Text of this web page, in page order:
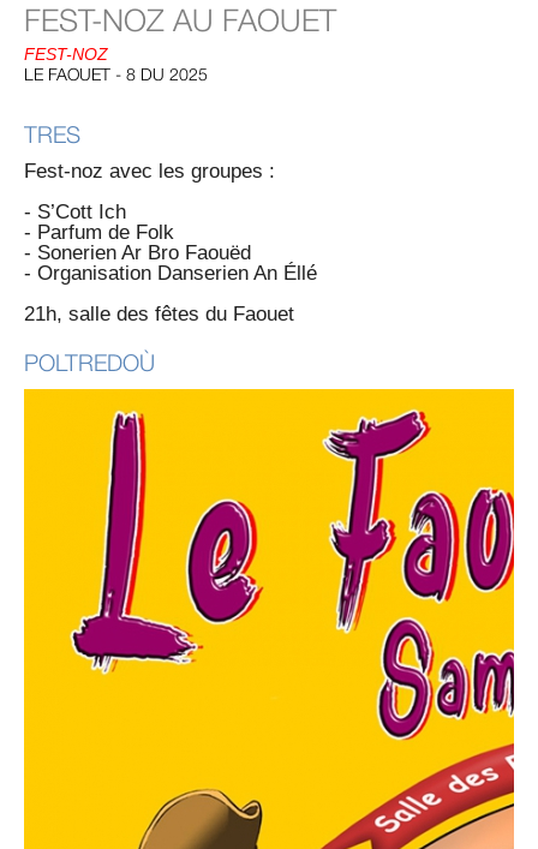
FEST-NOZ AU FAOUET
FEST-NOZ
LE FAOUET - 8 DU 2025
TRES
Fest-noz avec les groupes :
- S’Cott Ich
- Parfum de Folk
- Sonerien Ar Bro Faouëd
- Organisation Danserien An Éllé
21h, salle des fêtes du Faouet
POLTREDOÙ